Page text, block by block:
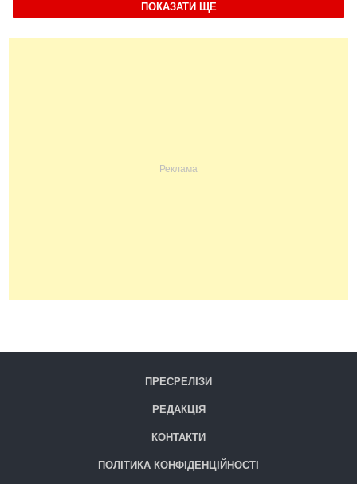
ПОКАЗАТИ ЩЕ
ПРЕСРЕЛІЗИ
РЕДАКЦІЯ
КОНТАКТИ
ПОЛІТИКА КОНФІДЕНЦІЙНОСТІ